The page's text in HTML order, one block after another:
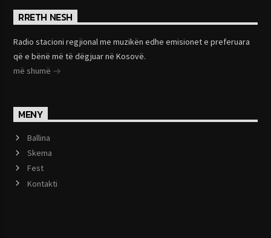
RRETH NESH
Radio stacioni regjional me muzikën edhe emisionet e preferuara
që e bënë më të dëgjuar në Kosovë.
më shumë
MENY
Ballina
Skema
Fest
Kontakti